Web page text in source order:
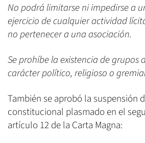
No podrá limitarse ni impedirse a
ejercicio de cualquier actividad
no pertenecer a una asociación.
Se prohíbe la existencia de grupos
carácter político, religioso o
También se aprobó la suspensión
constitucional plasmado en el
artículo 12 de la Carta Magna: